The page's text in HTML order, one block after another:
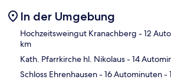
In der Umgebung
Hochzeitsweingut Kranachberg - 12
km
Kath. Pfarrkirche hl. Nikolaus- 14
Schloss Ehrenhausen- 16 Autominuten-